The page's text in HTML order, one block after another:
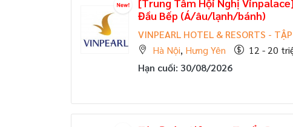
Đầu Bếp (Á/âu/lạnh/bánh)
VINPEARL HOTEL & RESORTS -
Hà Nội, Hưng Yên 12 - 20
Hạn cuối: 30/08/2026